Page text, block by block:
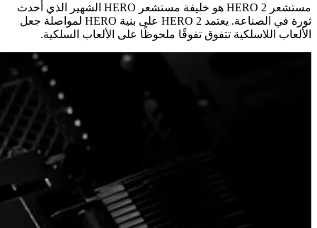
مستشعر HERO 2 هو خليفة مستشعر HERO الشهير الذي أحدث
ثورة في الصناعة. يعتمد HERO 2 على بنية HERO لمواصلة جعل
الألعاب اللاسلكية تتفوق تفوقًا ملحوظًا على الألعاب السلكية.